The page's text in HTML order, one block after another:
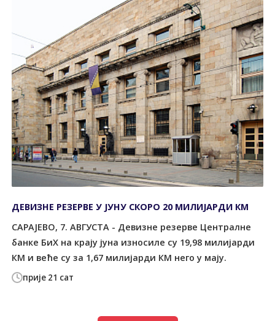
прије 21 сат
ДЕВИЗНЕ РЕЗЕРВЕ У ЈУНУ СКОРО 20 МИЛИЈАРДИ КМ
САРАЈЕВО, 7. АВГУСТА - Девизне резерве Централне
банке БиХ на крају јуна износиле су 19,98 милијарди
КМ и веће су за 1,67 милијарди КМ него у мају.